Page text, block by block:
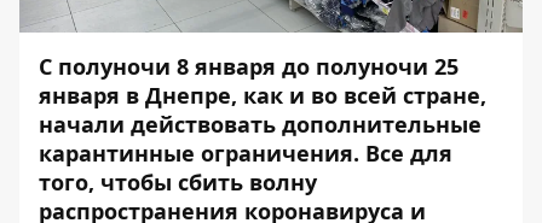
С полуночи 8 января до полуночи 25
января в Днепре, как и во всей стране,
начали действовать дополнительные
карантинные ограничения. Все для
того, чтобы сбить волну
распространения коронавируса и